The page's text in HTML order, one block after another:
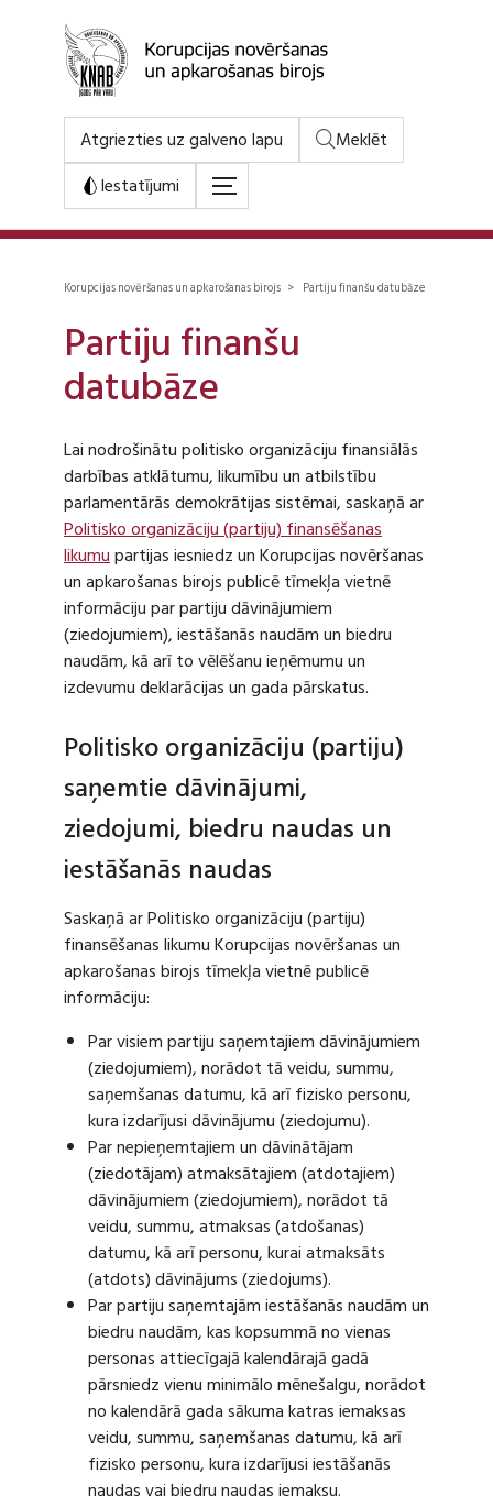
Atgriezties uz galveno lapu
Meklēt
Iestatījumi
Korupcijas novēršanas un apkarošanas birojs > Partiju finanšu datubāze
Partiju finanšu
datubāze
Lai nodrošinātu politisko organizāciju finansiālās
darbības atklātumu, likumību un atbilstību
parlamentārās demokrātijas sistēmai, saskaņā ar
Politisko organizāciju (partiju) finansēšanas
likumupartijas iesniedz un Korupcijas novēršanas
un apkarošanas birojs publicē tīmekļa vietnē
informāciju par partiju dāvinājumiem
(ziedojumiem), iestāšanās naudām un biedru
naudām, kā arī to vēlēšanu ieņēmumu un
izdevumu deklarācijas un gada pārskatus.
Politisko organizāciju (partiju)
saņemtie dāvinājumi,
ziedojumi, biedru naudas un
iestāšanās naudas
Saskaņā ar Politisko organizāciju (partiju)
finansēšanas likumu Korupcijas novēršanas un
apkarošanas birojs tīmekļa vietnē publicē
informāciju:
Par visiem partiju saņemtajiem dāvinājumiem
(ziedojumiem), norādot tā veidu, summu,
saņemšanas datumu, kā arī fizisko personu,
kura izdarījusi dāvinājumu (ziedojumu).
Par nepieņemtajiem un dāvinātājam
(ziedotājam) atmaksātajiem (atdotajiem)
dāvinājumiem (ziedojumiem), norādot tā
veidu, summu, atmaksas (atdošanas)
datumu, kā arī personu, kurai atmaksāts
(atdots) dāvinājums (ziedojums).
Par partiju saņemtajām iestāšanās naudām un
biedru naudām, kas kopsummā no vienas
personas attiecīgajā kalendārajā gadā
pārsniedz vienu minimālo mēnešalgu, norādot
no kalendārā gada sākuma katras iemaksas
veidu, summu, saņemšanas datumu, kā arī
fizisko personu, kura izdarījusi iestāšanās
naudas vai biedru naudas iemaksu.